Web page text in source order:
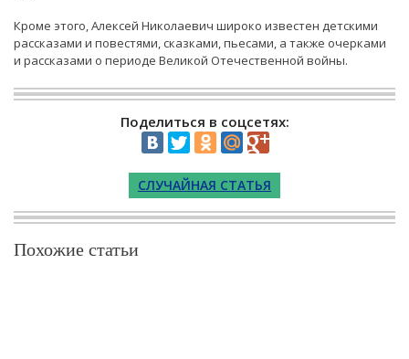
Кроме этого, Алексей Николаевич широко известен детскими
рассказами и повестями, сказками, пьесами, а также очерками
и рассказами о периоде Великой Отечественной войны.
Поделиться в соцсетях:
СЛУЧАЙНАЯ СТАТЬЯ
Похожие статьи